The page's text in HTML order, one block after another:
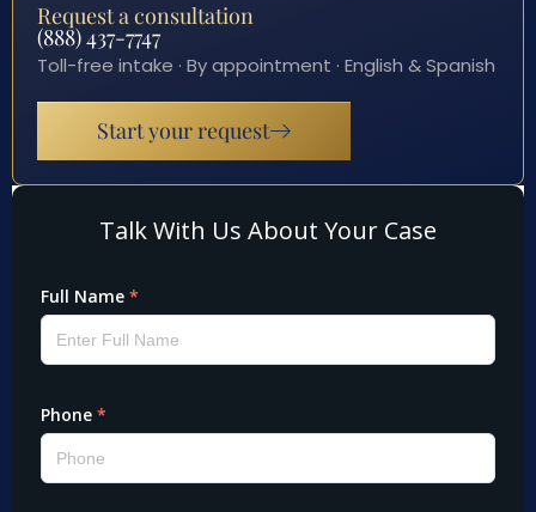
Request a consultation
(888) 437-7747
Toll-free intake · By appointment · English & Spanish
Start your request